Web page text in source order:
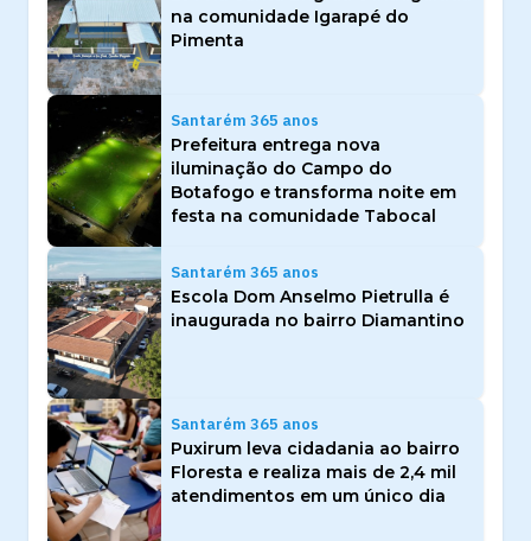
na comunidade Igarapé do
Pimenta
Santarém 365 anos
Prefeitura entrega nova
iluminação do Campo do
Botafogo e transforma noite em
festa na comunidade Tabocal
Santarém 365 anos
Escola Dom Anselmo Pietrulla é
inaugurada no bairro Diamantino
Santarém 365 anos
Puxirum leva cidadania ao bairro
Floresta e realiza mais de 2,4 mil
atendimentos em um único dia